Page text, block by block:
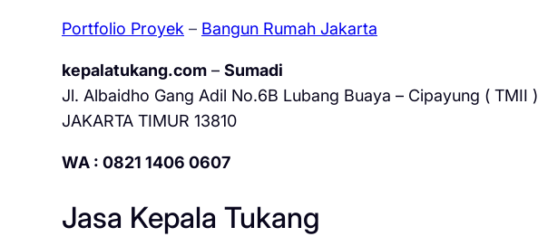
Portfolio Proyek – Bangun Rumah Jakarta
kepalatukang.com– Sumadi
Jl. Albaidho Gang Adil No.6B Lubang Buaya – Cipayung ( TMII )
JAKARTA TIMUR 13810
WA : 0821 1406 0607
Jasa Kepala Tukang